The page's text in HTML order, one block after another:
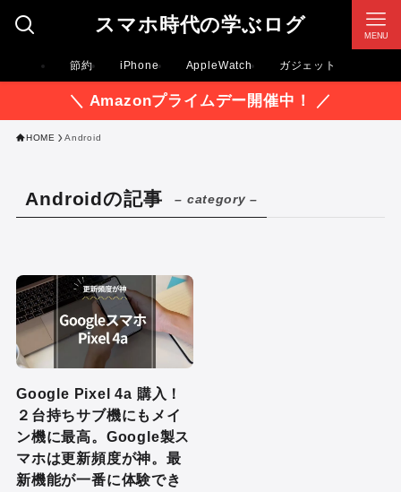
スマホ時代の学ぶログ MENU
節約 iPhone AppleWatch ガジェット
＼ Amazonプライムデー開催中！ ／
HOME Android
Androidの記事 – category –
Google Pixel 4a 購入！
２台持ちサブ機にもメイ
ン機に最高。Google製ス
マホは更新頻度が神。最
新機能が一番に体験でき